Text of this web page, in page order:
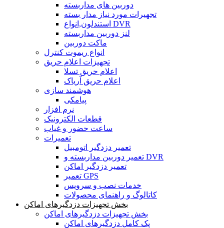
دوربین های مداربسته
تجهیرات مورد نیاز مدار بسته
استندلون,انواع DVR
لنز دوربین مداربسته
ماکت دوربین
انواع ریموت کنترل
تجهیزات اعلام حریق
اعلام حریق تسلا
اعلام حریق آریاک
هوشمند سازی
پیامکی
نرم افزار
قطعات الکترونیک
ساعت حضور و غیاب
تعمیرات
تعمیر دزدگیر اتومبیل
تعمیر دوربین مداربسته و DVR
تعمیر دزدگیر اماکن
تعمیر GPS
خدمات نصب و سرویس
کاتالوگ و راهنمای محصولات
بخش تجهیزات دزدگیرهای اماکن
بخش تجهیزات دزدگیرهای اماکن
پک کامل دزدگیرهای اماکن